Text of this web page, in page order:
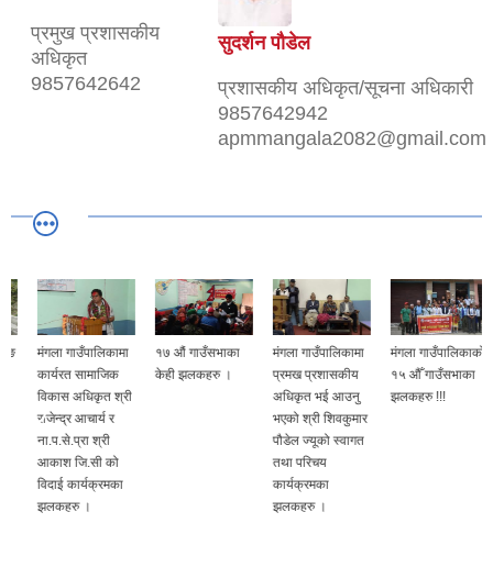
प्रमुख प्रशासकीय
अधिकृत
9857642642
सुदर्शन पौडेल
प्रशासकीय अधिकृत/सूचना अधिकारी
9857642942
apmmangala2082@gmail.com
मंगला गाउँपालिकामा
कार्यरत सामाजिक
विकास अधिकृत श्री
राजेन्द्र आचार्य र
ना.प.से.प्रा श्री
आकाश जि.सी को
विदाई कार्यक्रमका
झलकहरु ।
१७ औं गाउँसभाका
केही झलकहरु ।
मंगला गाउँपालिकामा
प्रमख प्रशासकीय
अधिकृत भई आउनु
भएको श्री शिवकुमार
पौडेल ज्यूको स्वागत
तथा परिचय
कार्यक्रमका
झलकहरु ।
मंगला गाउँपालिकाको
१५ औँ गाउँसभाका
झलकहरु !!!